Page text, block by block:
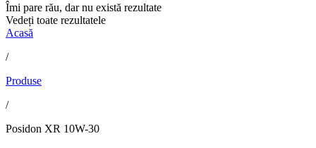
Îmi pare rău, dar nu există rezultate
Vedeți toate rezultatele
Acasă
/
Produse
/
Posidon XR 10W-30